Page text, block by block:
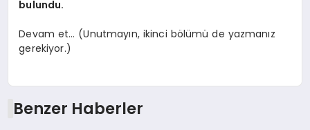
bulundu.
Devam et… (Unutmayın, ikinci bölümü de yazmanız
gerekiyor.)
Benzer Haberler